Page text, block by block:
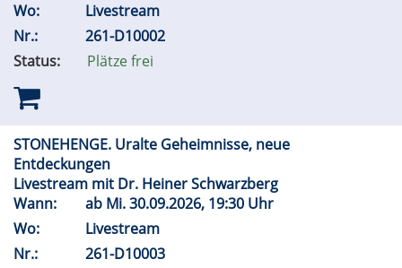
Wo:
Livestream
Nr.:
261-D10002
Status:
Plätze frei
STONEHENGE. Uralte Geheimnisse, neue
Entdeckungen
Livestream mit Dr. Heiner Schwarzberg
Wann:
ab Mi.30.09.2026, 19:30 Uhr
Wo:
Livestream
Nr.:
261-D10003